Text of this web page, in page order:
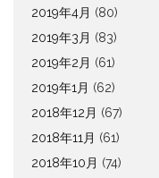
2019年4月 (80)
2019年3月 (83)
2019年2月 (61)
2019年1月 (62)
2018年12月 (67)
2018年11月 (61)
2018年10月 (74)